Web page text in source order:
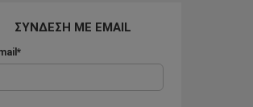
ΣΥΝΔΕΣΗ ΜΕ EMAIL